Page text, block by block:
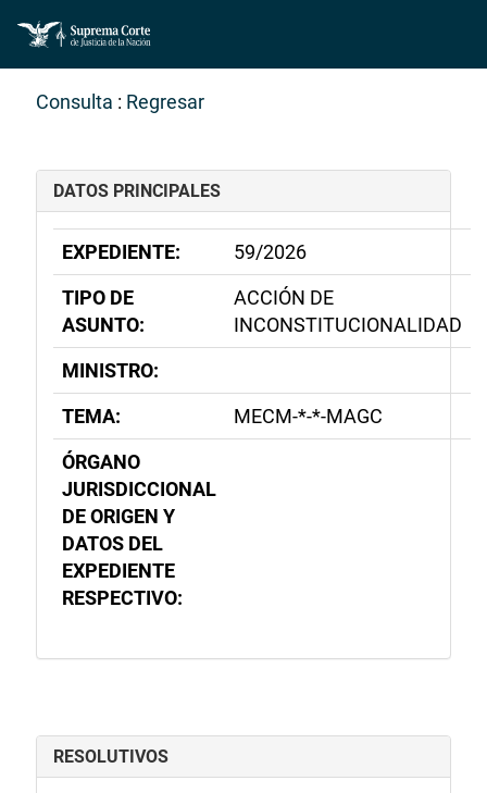
Consulta : Regresar
DATOS PRINCIPALES
EXPEDIENTE:
59/2026
TIPO DE
ASUNTO:
ACCIÓN DE
INCONSTITUCIONALIDAD
MINISTRO:
TEMA:
MECM-*-*-MAGC
ÓRGANO
JURISDICCIONAL
DE ORIGEN Y
DATOS DEL
EXPEDIENTE
RESPECTIVO:
RESOLUTIVOS